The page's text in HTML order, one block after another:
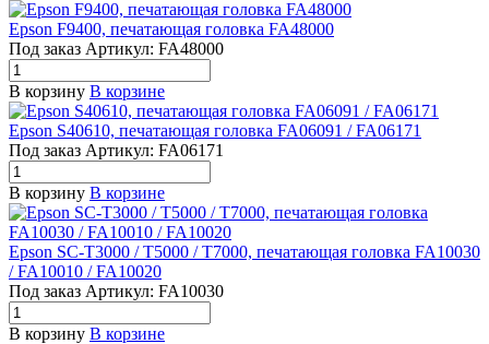
Epson F9400, печатающая головка FA48000
Под заказ Артикул: FA48000
В корзину В корзине
Epson S40610, печатающая головка FA06091 / FA06171
Под заказ Артикул: FA06171
В корзину В корзине
Epson SC-T3000 / T5000 / T7000, печатающая головка FA10030
/ FA10010 / FA10020
Под заказ Артикул: FA10030
В корзину В корзине